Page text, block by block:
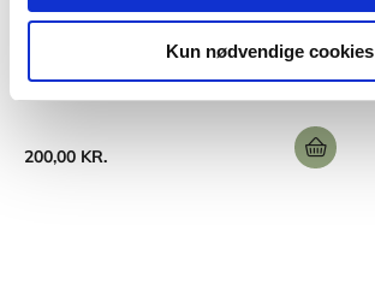
Kun nødvendige cookies
lufttæthed
Torben Valdbjørn Rasmussen Asta Nicolajsen
200,00 KR.